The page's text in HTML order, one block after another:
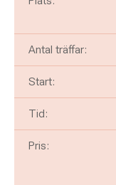
Antal träffar:
Start:
Tid:
Pris: